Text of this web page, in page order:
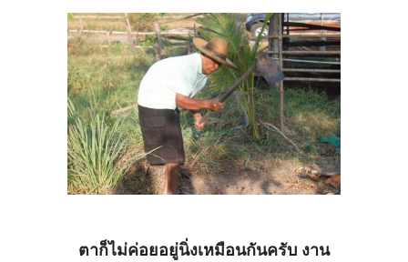
ตาก็ไม่ค่อยอยู่นิ่งเหมือนกันครับ งาน